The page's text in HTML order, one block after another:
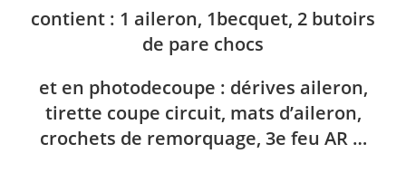
contient : 1 aileron, 1becquet, 2 butoirs
de pare chocs
et en photodecoupe : dérives aileron,
tirette coupe circuit, mats d’aileron,
crochets de remorquage, 3e feu AR …